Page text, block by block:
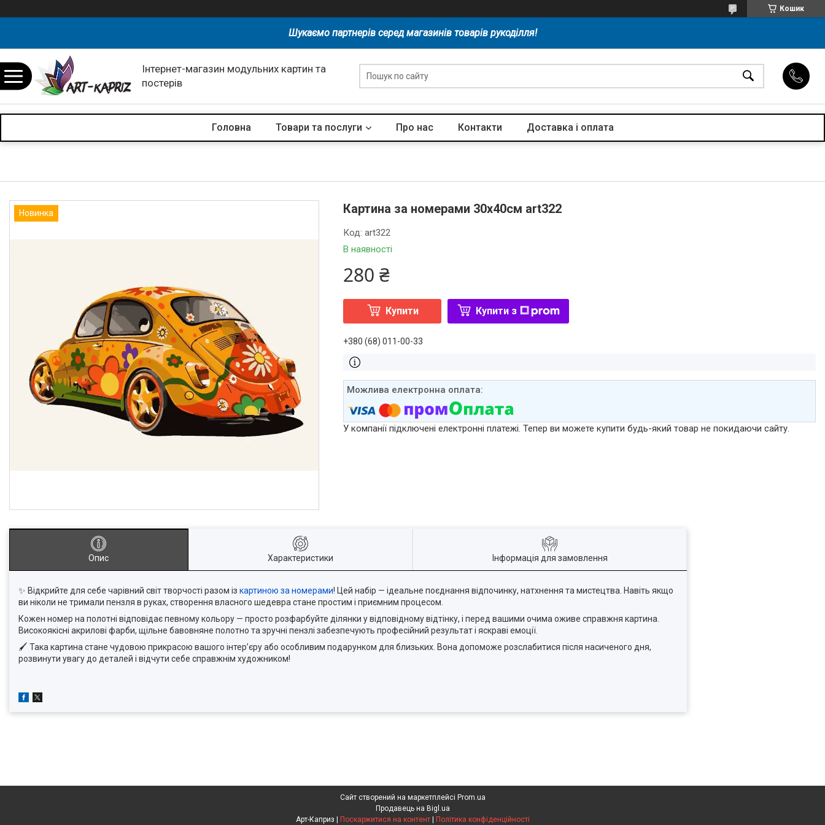
Кошик
Шукаємо партнерів серед магазинів товарів рукоділля!
Інтернет-магазин модульних картин та
постерів
Головна Товари та послуги Про нас Контакти Доставка і оплата
Новинка Картина за номерами 30х40см art322
В наявності
Код:art322
280 ₴
Купити Купити з
+380 (68) 011-00-33
У компанії підключені електронні платежі. Тепер ви можете купити будь-який товар не покидаючи сайту.
Опис Характеристики Інформація для замовлення
✨ Відкрийте для себе чарівний світ творчості разом із картиною за номерами! Цей набір — ідеальне поєднання відпочинку, натхнення та мистецтва. Навіть якщо
ви ніколи не тримали пензля в руках, створення власного шедевра стане простим і приємним процесом.
Кожен номер на полотні відповідає певному кольору — просто розфарбуйте ділянки у відповідному відтінку, і перед вашими очима оживе справжня картина.
Високоякісні акрилові фарби, щільне бавовняне полотно та зручні пензлі забезпечують професійний результат і яскраві емоції.
🖌 Така картина стане чудовою прикрасою вашого інтер’єру або особливим подарунком для близьких. Вона допоможе розслабитися після насиченого дня,
розвинути увагу до деталей і відчути себе справжнім художником!
Сайт створений на маркетплейсі Prom.ua
Продавець на Bigl.ua
Поскаржитися на контент Політика конфіденційності